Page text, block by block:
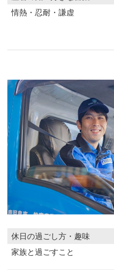
情熱・忍耐・謙虚
休日の過ごし方・趣味
家族と過ごすこと